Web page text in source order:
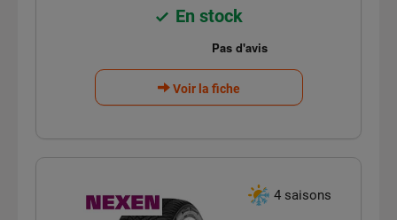
En stock
Voir la fiche
4 saisons